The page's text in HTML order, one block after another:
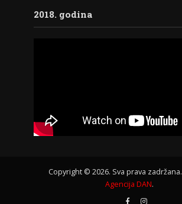
2018. godina
Copyright © 2026. Sva prava
Agencija DAN.